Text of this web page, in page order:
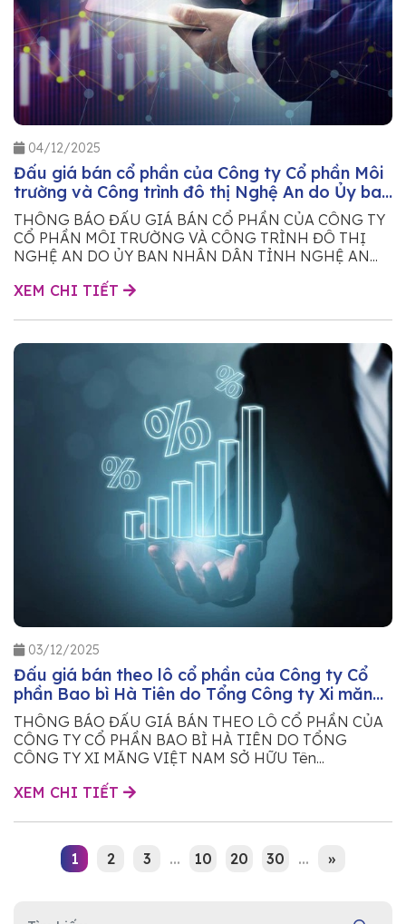
04/12/2025
Đấu giá bán cổ phần của Công ty Cổ phần Môi
trường và Công trình đô thị Nghệ An do Ủy ban
Nhân dân tỉnh Nghệ An sở hữu
THÔNG BÁO ĐẤU GIÁ BÁN CỔ PHẦN CỦA CÔNG TY
CỔ PHẦN MÔI TRƯỜNG VÀ CÔNG TRÌNH ĐÔ THỊ
NGHỆ AN DO ỦY BAN NHÂN DÂN TỈNH NGHỆ AN...
XEM CHI TIẾT
03/12/2025
Đấu giá bán theo lô cổ phần của Công ty Cổ
phần Bao bì Hà Tiên do Tổng Công ty Xi măng
Việt Nam sở hữu
THÔNG BÁO ĐẤU GIÁ BÁN THEO LÔ CỔ PHẦN CỦA
CÔNG TY CỔ PHẦN BAO BÌ HÀ TIÊN DO TỔNG
CÔNG TY XI MĂNG VIỆT NAM SỞ HỮU Tên...
XEM CHI TIẾT
1 2 3 ... 10 20 30 ... »